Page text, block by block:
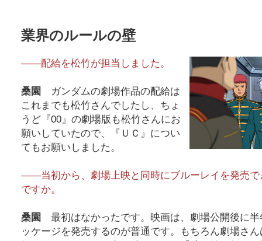
業界のルールの壁
――配給を松竹が担当しました。
桑園
ガンダムの劇場作品の配給は
これまでも松竹さんでしたし、ちょ
うど『00』の劇場版も松竹さんにお
願いしていたので、『ＵＣ』につい
てもお願いしました。
――当初から、劇場上映と同時にブルーレイを発売で
ですか。
桑園
最初はなかったです。映画は、劇場公開後に
ッケージを発売するのが普通です。もちろん劇場さ